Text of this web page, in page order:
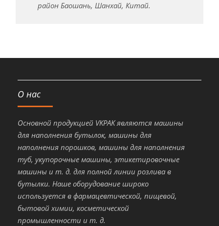
район Баошань, Шанхай, Китай.
О нас
Основной продукцией VKPAK являются машины
для наполнения бутылок, машины для
наполнения порошков, машины для наполнения
туб, укупорочные машины, этикетировочные
машины и т. д. для полной линии розлива в
бутылки. Наше оборудование широко
используется в фармацевтической, пищевой,
бытовой химии, косметической
промышленности и т. д.